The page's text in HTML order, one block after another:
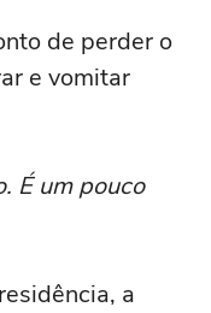
de perder o
e vomitar
É um pouco
a